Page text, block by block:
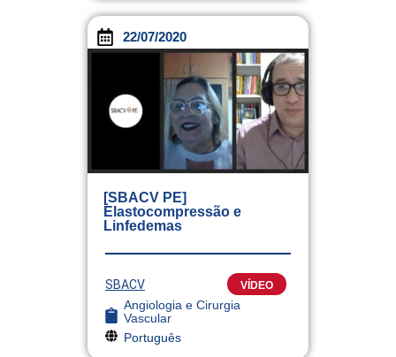
22/07/2020
[SBACV PE]
Elastocompressão e
Linfedemas
SBACV VÍDEO
Angiologia e Cirurgia
Vascular
Português